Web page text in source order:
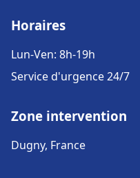
Horaires
Lun-Ven: 8h-19h
Service d'urgence 24/7
Zone intervention
Dugny, France